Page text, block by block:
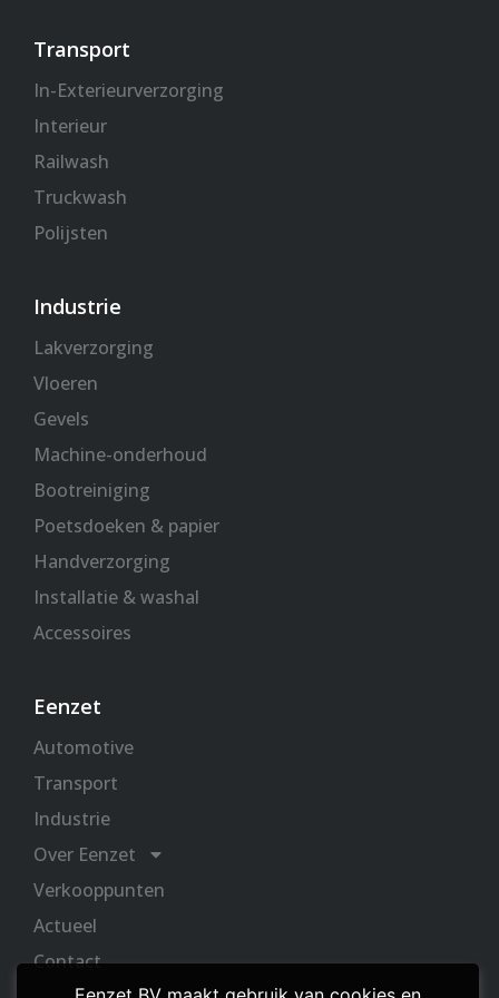
Transport
In-Exterieurverzorging
Interieur
Railwash
Truckwash
Polijsten
Industrie
Lakverzorging
Vloeren
Gevels
Machine-onderhoud
Bootreiniging
Poetsdoeken & papier
Handverzorging
Installatie & washal
Accessoires
Eenzet
Automotive
Transport
Industrie
Over Eenzet
Verkooppunten
Actueel
Contact